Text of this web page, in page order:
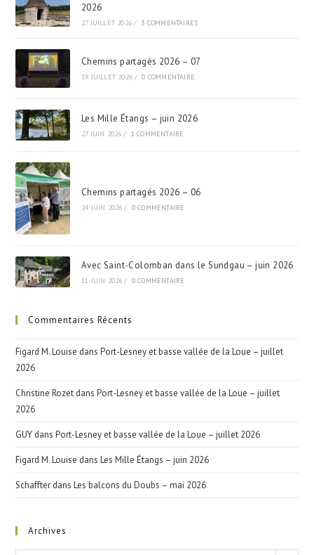
2026
27 JUILLET 2026 / 3 COMMENTAIRES
Chemins partagés 2026 – 07
19 JUILLET 2026 / 0 COMMENTAIRE
Les Mille Étangs – juin 2026
27 JUIN 2026 / 1 COMMENTAIRE
Chemins partagés 2026 – 06
24 JUIN 2026 / 0 COMMENTAIRE
Avec Saint-Colomban dans le Sundgau – juin 2026
11 JUIN 2026 / 0 COMMENTAIRE
Commentaires Récents
Figard M. Louise dansPort-Lesney et basse vallée de la Loue – juillet
2026
Christine Rozet dansPort-Lesney et basse vallée de la Loue – juillet
2026
GUY dansPort-Lesney et basse vallée de la Loue – juillet 2026
Figard M. Louise dansLes Mille Étangs – juin 2026
Schaffter dansLes balcons du Doubs – mai 2026
Archives